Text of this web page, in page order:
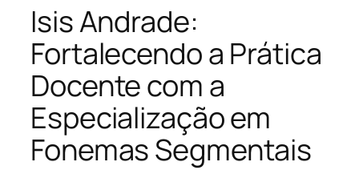
Isis Andrade:
Fortalecendo a Prática
Docente com a
Especialização em
Fonemas Segmentais